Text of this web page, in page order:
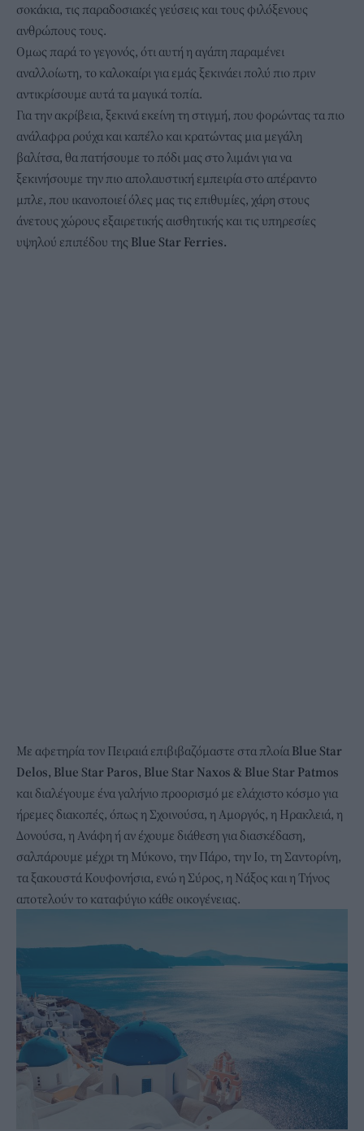
σοκάκια, τις παραδοσιακές γεύσεις και τους φιλόξενους
ανθρώπους τους.
Ομως παρά το γεγονός, ότι αυτή η αγάπη παραμένει
αναλλοίωτη, το καλοκαίρι για εμάς ξεκινάει πολύ πιο πριν
αντικρίσουμε αυτά τα μαγικά τοπία.
Για την ακρίβεια, ξεκινά εκείνη τη στιγμή, που φορώντας τα πιο
ανάλαφρα ρούχα και καπέλο και κρατώντας μια μεγάλη
βαλίτσα, θα πατήσουμε το πόδι μας στο λιμάνι για να
ξεκινήσουμε την πιο απολαυστική εμπειρία στο απέραντο
μπλε, που ικανοποιεί όλες μας τις επιθυμίες, χάρη στους
άνετους χώρους εξαιρετικής αισθητικής και τις υπηρεσίες
υψηλού επιπέδου της Βlue Star Ferries.
Με αφετηρία τον Πειραιά επιβιβαζόμαστε στα πλοία Blue Star
Delos, Blue Star Paros, Blue Star Naxos & Blue Star Patmos
και διαλέγουμε ένα γαλήνιο προορισμό με ελάχιστο κόσμο για
ήρεμες διακοπές, όπως η Σχοινούσα, η Αμοργός, η Ηρακλειά, η
Δονούσα, η Ανάφη ή αν έχουμε διάθεση για διασκέδαση,
σαλπάρουμε μέχρι τη Μύκονο, την Πάρο, την Ιο, τη Σαντορίνη,
τα ξακουστά Κουφονήσια, ενώ η Σύρος, η Νάξος και η Τήνος
αποτελούν το καταφύγιο κάθε οικογένειας.